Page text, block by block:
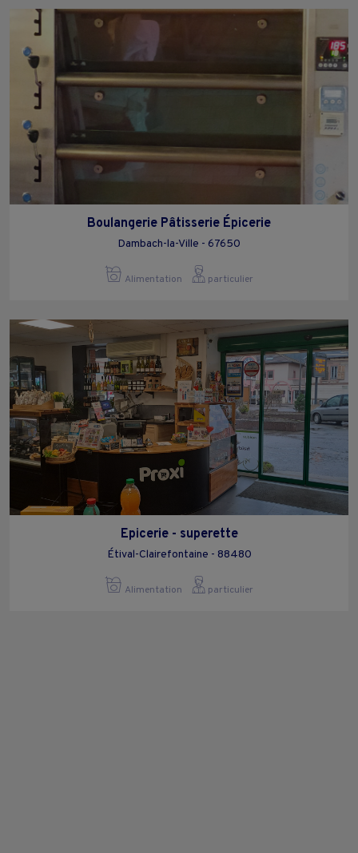
Boulangerie Pâtisserie Épicerie
Dambach-la-Ville - 67650
Alimentation particulier
Epicerie - superette
Étival-Clairefontaine - 88480
Alimentation particulier